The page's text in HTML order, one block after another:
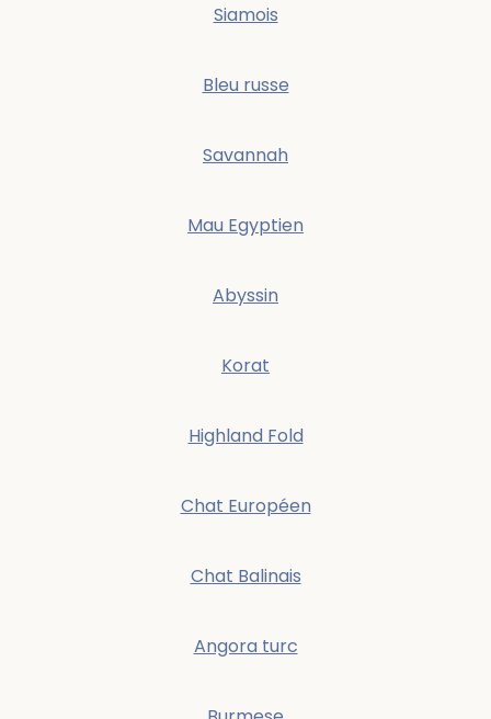
Siamois
Bleu russe
Savannah
Mau Egyptien
Abyssin
Korat
Highland Fold
Chat Européen
Chat Balinais
Angora turc